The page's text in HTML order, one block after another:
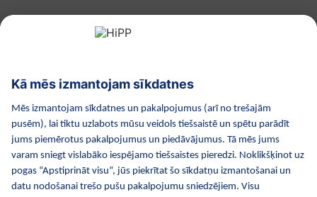
HiPP Mazuļa ēdināšana
HiPP Kosmētika
HiPP Grūtniecība
Privātuma politika
Lietošanas noteikumi
Izejošie dati
Par kompāniju HiPP Kontakti